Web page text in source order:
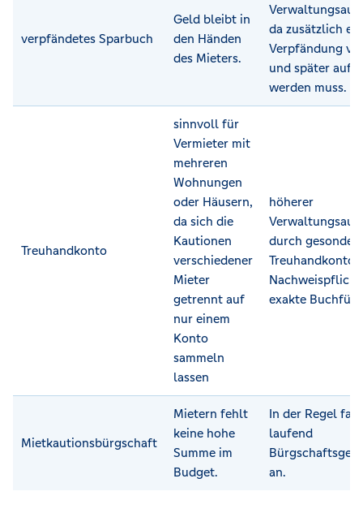
verpfändetes Sparbuch
Geld bleibt in
den Händen
des Mieters.
da zusätzlich
Verpfändung
und später
werden muss.
Treuhandkonto
sinnvoll für
Vermieter mit
mehreren
Wohnungen
oder Häusern,
da sich die
Kautionen
verschiedener
Mieter
getrennt auf
nur einem
Konto
sammeln
lassen
höherer
durch
exakte
Mietkautionsbürgschaft
Mietern fehlt
keine hohe
Summe im
Budget.
In der Regel
laufend
an.